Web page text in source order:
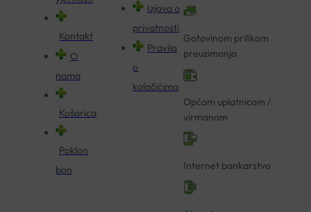
Kontakt
O
nama
Košarica
Poklon
bon
Izjava o
privatnosti
Pravila
o
kolačićima
Gotovinom prilikom
preuzimanja
Općom uplatnicom /
virmanom
Internet bankarstvo